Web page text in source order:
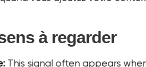
à regarder
This signal often appears